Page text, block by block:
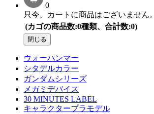
0
只今、カートに商品はございません。
(カゴの商品数:0種類、合計数:0)
閉じる
ウォーハンマー
シタデルカラー
ガンダムシリーズ
メガミデバイス
30 MINUTES LABEL
キャラクタープラモデル